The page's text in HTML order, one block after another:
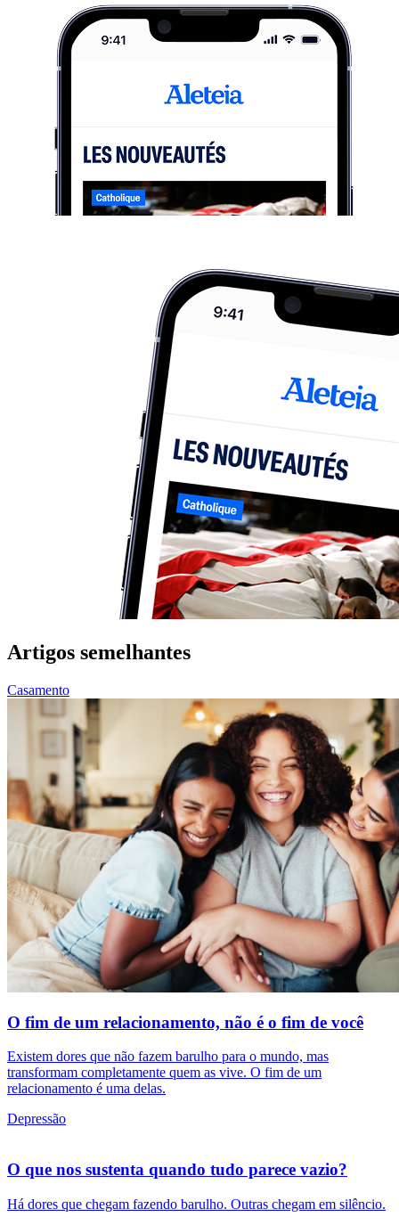
Artigos semelhantes
Casamento
O fim de um relacionamento, não é o fim de você
Existem dores que não fazem barulho para o mundo, mas
transformam completamente quem as vive. O fim de um
relacionamento é uma delas.
Depressão
O que nos sustenta quando tudo parece vazio?
Há dores que chegam fazendo barulho. Outras chegam em silêncio.